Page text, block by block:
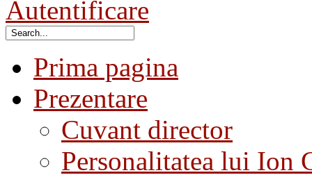
Autentificare
Prima pagina
Prezentare
Cuvant director
Personalitatea lui Ion